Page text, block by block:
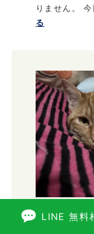
りません。
る
【迷子猫
LINE 無料